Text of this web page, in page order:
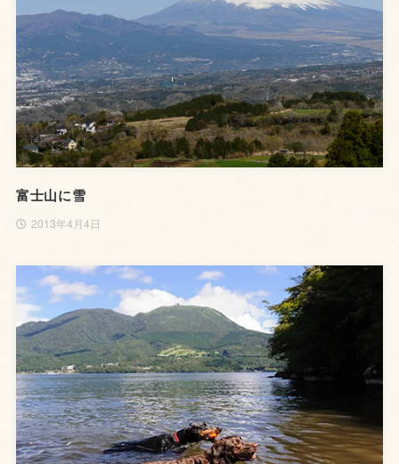
富士山に雪
2013年4月4日